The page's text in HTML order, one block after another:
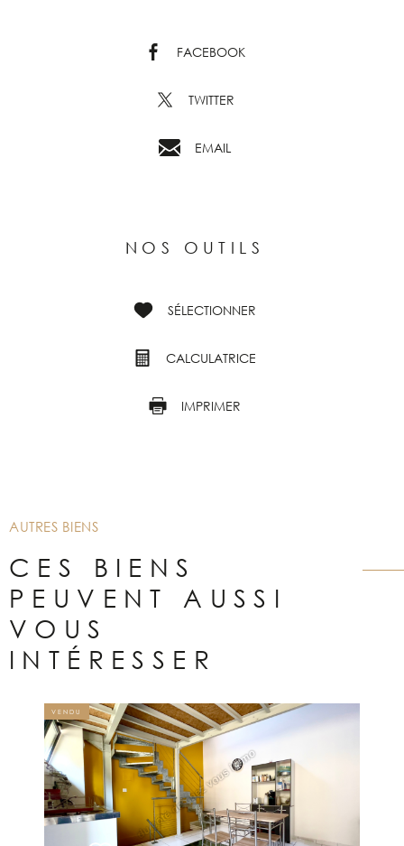
FACEBOOK
TWITTER
EMAIL
NOS OUTILS
SÉLECTIONNER
CALCULATRICE
IMPRIMER
AUTRES BIENS
CES BIENS
PEUVENT AUSSI
VOUS
INTÉRESSER
VENDU
VOIR LE BIEN